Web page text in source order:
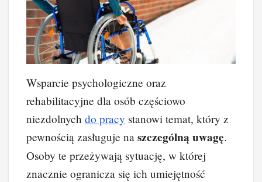
Wsparcie psychologiczne oraz
rehabilitacyjne dla osób częściowo
niezdolnych do pracy stanowi temat, który z
pewnością zasługuje na szczególną uwagę.
Osoby te przeżywają sytuację, w której
znacznie ogranicza się ich umiejętność